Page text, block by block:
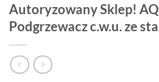
Autoryzowany Sklep!
Podgrzewacz c.w.u. ze